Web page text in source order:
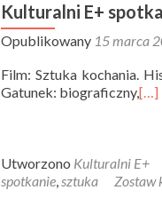
Kulturalni E+
Opublikowany 15 marca
Film: Sztuka kochania.
Gatunek: biograficzny,[…]
Utworzono Kulturalni E+
spotkanie,sztuka Zostaw